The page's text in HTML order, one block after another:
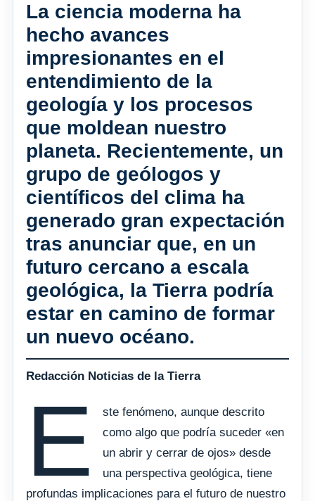
La ciencia moderna ha
hecho avances
impresionantes en el
entendimiento de la
geología y los procesos
que moldean nuestro
planeta. Recientemente, un
grupo de geólogos y
científicos del clima ha
generado gran expectación
tras anunciar que, en un
futuro cercano a escala
geológica, la Tierra podría
estar en camino de formar
un nuevo océano.
Redacción Noticias de la Tierra
E
ste fenómeno, aunque descrito
como algo que podría suceder «en
un abrir y cerrar de ojos» desde
una perspectiva geológica, tiene
profundas implicaciones para el futuro de nuestro